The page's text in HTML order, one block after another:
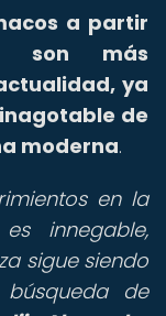
a partir
son más
ya
de
moderna.
en la
innegable,
sigue siendo
de